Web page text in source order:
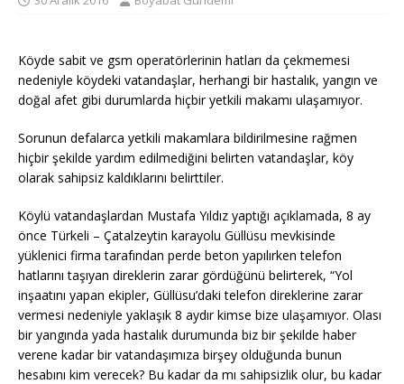
Köyde sabit ve gsm operatörlerinin hatları da çekmemesi
nedeniyle köydeki vatandaşlar, herhangi bir hastalık, yangın ve
doğal afet gibi durumlarda hiçbir yetkili makamı ulaşamıyor.
Sorunun defalarca yetkili makamlara bildirilmesine rağmen
hiçbir şekilde yardım edilmediğini belirten vatandaşlar, köy
olarak sahipsiz kaldıklarını belirttiler.
Köylü vatandaşlardan Mustafa Yıldız yaptığı açıklamada, 8 ay
önce Türkeli – Çatalzeytin karayolu Güllüsu mevkisinde
yüklenici firma tarafından perde beton yapılırken telefon
hatlarını taşıyan direklerin zarar gördüğünü belirterek, “Yol
inşaatını yapan ekipler, Güllüsu’daki telefon direklerine zarar
vermesi nedeniyle yaklaşık 8 aydır kimse bize ulaşamıyor. Olası
bir yangında yada hastalık durumunda biz bir şekilde haber
verene kadar bir vatandaşımıza birşey olduğunda bunun
hesabını kim verecek? Bu kadar da mı sahipsizlik olur, bu kadar